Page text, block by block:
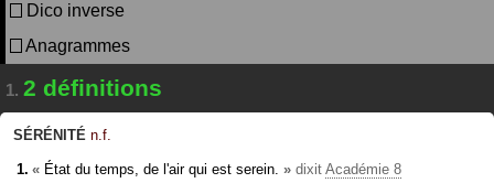
Dico inverse
Anagrammes
1. 2 définitions
SÉRÉNITÉ n.f.
« État du temps, de l'air qui est serein. » dixit Académie 8